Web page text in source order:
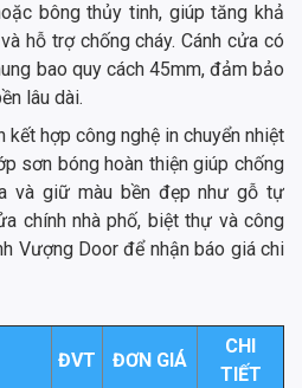
bông thủy tinh, giúp tăng khả
hỗ trợ chống cháy. Cánh cửa có
bao quy cách 45mm, đảm bảo
lâu dài.
hợp công nghệ in chuyển nhiệt
sơn bóng hoàn thiện giúp chống
và giữ màu bền đẹp như gỗ tự
chính nhà phố, biệt thự và công
Vượng Door để nhận báo giá chi
ĐVT ĐƠN GIÁ
CHI
TIẾT